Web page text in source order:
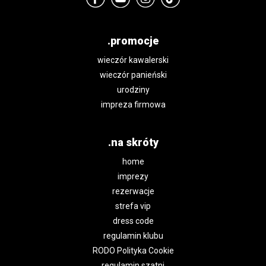
.promocje
wieczór kawalerski
wieczór panieński
urodziny
impreza firmowa
.na skróty
home
imprezy
rezerwacje
strefa vip
dress code
regulamin klubu
RODO Polityka Cookie